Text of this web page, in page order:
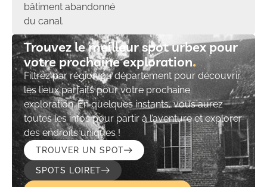
bâtiment abandonné
du canal.
Trouvez le meilleur spot urbex pour
votre prochaine exploration​
Filtrez par région ou département pour découvrir
les lieux parfaits pour votre prochaine
exploration. En quelques instants, vous aurez
toutes les infos pour partir à l’aventure et explorer
des endroits uniques !
TROUVER UN SPOT
SPOTS LOIRET